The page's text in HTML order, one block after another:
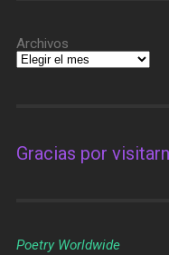
Archivos
Gracias por
Poetry Worldwide